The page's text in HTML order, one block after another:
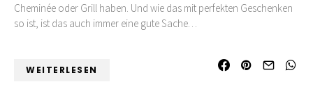
Cheminée oder Grill haben. Und wie das mit perfekten Geschenken
so ist, ist das auch immer eine gute Sache…
WEITERLESEN